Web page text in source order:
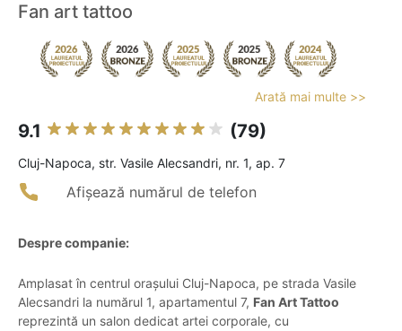
Fan art tattoo
Arată mai multe >>
9.1 (79)
Cluj-Napoca, str. Vasile Alecsandri, nr. 1, ap. 7
Afișează numărul de telefon
Despre companie:
Amplasat în centrul orașului Cluj-Napoca, pe strada Vasile
Alecsandri la numărul 1, apartamentul 7, Fan Art Tattoo
reprezintă un salon dedicat artei corporale, cu